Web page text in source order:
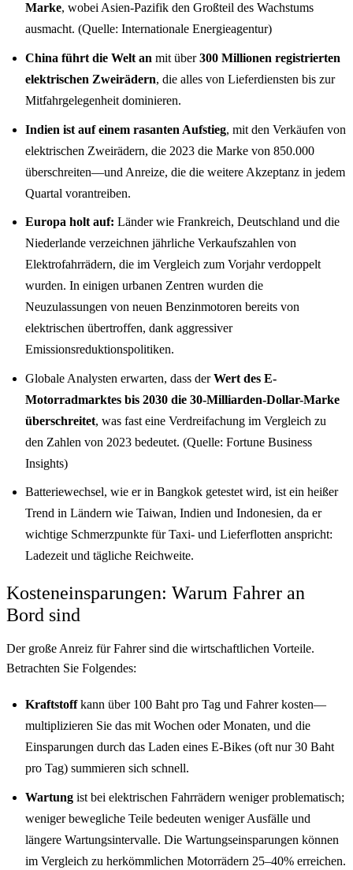
Marke, wobei Asien-Pazifik den Großteil des Wachstums
ausmacht. (Quelle: Internationale Energieagentur)
China führt die Welt an mit über300 Millionen registrierten
elektrischen Zweirädern, die alles von Lieferdiensten bis zur
Mitfahrgelegenheit dominieren.
Indien ist auf einem rasanten Aufstieg, mit den Verkäufen von
elektrischen Zweirädern, die 2023 die Marke von 850.000
überschreiten—und Anreize, die die weitere Akzeptanz in jedem
Quartal vorantreiben.
Europa holt auf: Länder wie Frankreich, Deutschland und die
Niederlande verzeichnen jährliche Verkaufszahlen von
Elektrofahrrädern, die im Vergleich zum Vorjahr verdoppelt
wurden. In einigen urbanen Zentren wurden die
Neuzulassungen von neuen Benzinmotoren bereits von
elektrischen übertroffen, dank aggressiver
Emissionsreduktionspolitiken.
Globale Analysten erwarten, dass derWert des E-
Motorradmarktes bis 2030 die 30-Milliarden-Dollar-Marke
überschreitet, was fast eine Verdreifachung im Vergleich zu
den Zahlen von 2023 bedeutet. (Quelle: Fortune Business
Insights)
Batteriewechsel, wie er in Bangkok getestet wird, ist ein heißer
Trend in Ländern wie Taiwan, Indien und Indonesien, da er
wichtige Schmerzpunkte für Taxi- und Lieferflotten anspricht:
Ladezeit und tägliche Reichweite.
Kosteneinsparungen: Warum Fahrer an
Bord sind
Der große Anreiz für Fahrer sind die wirtschaftlichen Vorteile.
Betrachten Sie Folgendes:
Kraftstoffkann über 100 Baht pro Tag und Fahrer kosten—
multiplizieren Sie das mit Wochen oder Monaten, und die
Einsparungen durch das Laden eines E-Bikes (oft nur 30 Baht
pro Tag) summieren sich schnell.
Wartung ist bei elektrischen Fahrrädern weniger problematisch;
weniger bewegliche Teile bedeuten weniger Ausfälle und
längere Wartungsintervalle. Die Wartungseinsparungen können
im Vergleich zu herkömmlichen Motorrädern 25–40% erreichen.